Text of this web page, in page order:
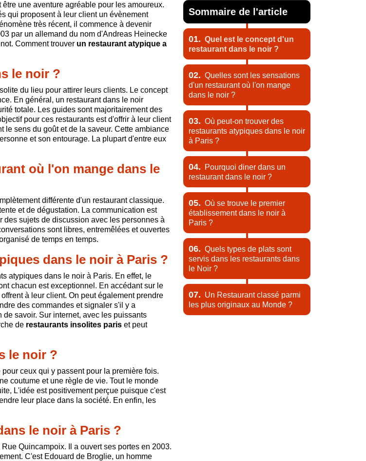
une aventure agréable pour les amoureux.
qui proposent à leur client un évènement
très récent, il commence à devenir
par un allemand du nom d'Andreas Heinecke
Comment trouver un restaurant atypique a
le noir ?
du lieu pour attirer leurs clients. Le concept
En général, un restaurant dans le noir
totale. Les guides sont majoritairement des
pour ces restaurants est d'offrir à leur client
le sens du goût et de la saveur. Cette ambiance
et son entourage. La plupart d'entre eux
où l'on mange dans le
différente d'un restaurant classique.
et de dégustation. La communication est
sujets de discussion avec les personnes à
sont libres, entremêlées et ouvertes
de temps en temps.
dans le noir à Paris ?
atypiques dans le noir à Paris. En effet, le
chacun est exceptionnel. En accédant sur le
à leur client. On peut également prendre
des commandes et signaler s'il y a
savoir. Sur internet, avec les puissants
de restaurants insolites paris et peut
le noir ?
ceux qui y passent pour la première fois.
coutume et une règle de vie. Tout le monde
L'idée est positivement perçue puisque c'est
leur place dans la société. En enfin, les
le noir à Paris ?
Quincampoix. Il a ouvert ses portes en 2003.
C'est Edouard de Broglie, un homme
Sommaire de l'article
01. Quel est le concept d'un
restaurant dans le noir ?
02. Quelles sont les sensations
d'un restaurant où l'on mange
dans le noir ?
03. Où peut-on trouver des
restaurants atypiques dans le noir
à Paris ?
04.
Pourquoi diner dans un
restaurant dans le noir ?
05. Où se trouve le premier
établissement dans le noir à
Paris ?
06. Quels types de plats sont
servis dans les restaurants dans
le Noir ?
07. Un Restaurant classé parmi
les plus originaux au Monde ?